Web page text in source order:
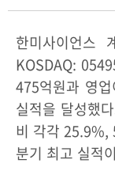
한미사이언스
KOSDAQ:
475억원과 영
실적을 달성했
비 각각 25.9%,
분기 최고 실적